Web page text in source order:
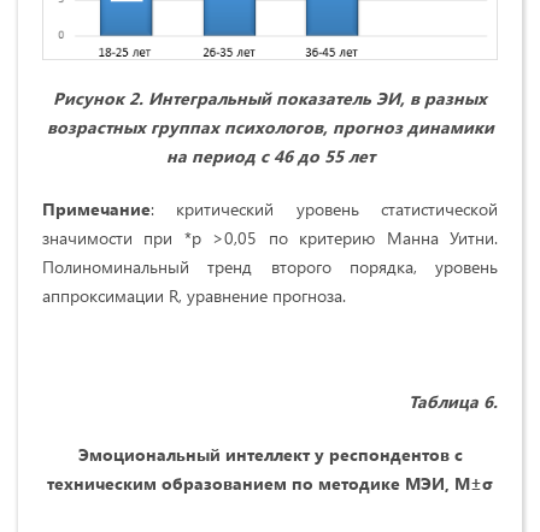
Рисунок 2. Интегральный показатель ЭИ, в разных
возрастных группах психологов, прогноз динамики
на период с 46 до 55 лет
Примечание: критический уровень статистической
значимости при *p >0,05 по критерию Манна Уитни.
Полиноминальный тренд второго порядка, уровень
аппроксимации R, уравнение прогноза.
Таблица 6.
Эмоциональный интеллект у респондентов с
техническим образованием по методике МЭИ, М±σ